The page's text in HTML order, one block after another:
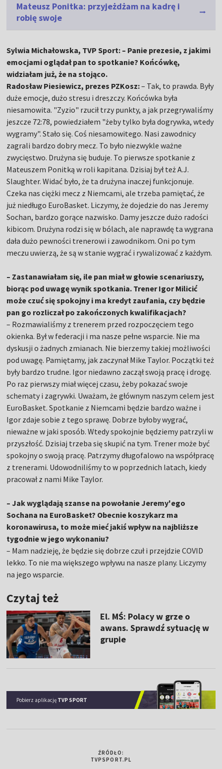
Mateusz Ponitka: przyjeżdżam na kadrę i
robię swoje
Sylwia Michałowska, TVP Sport: – Panie prezesie, z jakimi
emocjami oglądał pan to spotkanie? Końcówkę,
widziałam już, że na stojąco.
Radosław Piesiewicz, prezes PZKosz:– Tak, to prawda. Były
duże emocje, dużo stresu i dreszczy. Końcówka była
niesamowita. "Zyzio" rzucił trzy punkty, a jak przegrywaliśmy
jeszcze 72:78, powiedziałem "żeby tylko była dogrywka, wtedy
wygramy". Stało się. Coś niesamowitego. Nasi zawodnicy
zagrali bardzo dobry mecz. To było niezwykle ważne
zwycięstwo. Drużyna się buduje. To pierwsze spotkanie z
Mateuszem Ponitką w roli kapitana. Dzisiaj był też A.J.
Slaughter. Widać było, że ta drużyna inaczej funkcjonuje.
Czeka nas ciężki mecz z Niemcami, ale trzeba pamiętać, że
już niedługo EuroBasket. Liczymy, że dojedzie do nas Jeremy
Sochan, bardzo gorące nazwisko. Damy jeszcze dużo radości
kibicom. Drużyna rodzi się w bólach, ale naprawdę ta wygrana
dała dużo pewności trenerowi i zawodnikom. Oni po tym
meczu uwierzą, że są w stanie wygrać i rywalizować z każdym.
– Zastanawiałam się, ile pan miał w głowie scenariuszy,
biorąc pod uwagę wynik spotkania. Trener Igor Milicić
może czuć się spokojny i ma kredyt zaufania, czy będzie
pan go rozliczał po zakończonych kwalifikacjach?
– Rozmawialiśmy z trenerem przed rozpoczęciem tego
okienka. Był w federacji i ma nasze pełne wsparcie. Nie ma
dyskusji o żadnych zmianach. Nie bierzemy takiej możliwości
pod uwagę. Pamiętamy, jak zaczynał Mike Taylor. Początki też
były bardzo trudne. Igor niedawno zaczął swoją pracę i drogę.
Po raz pierwszy miał więcej czasu, żeby pokazać swoje
schematy i zagrywki. Uważam, że głównym naszym celem jest
EuroBasket. Spotkanie z Niemcami będzie bardzo ważne i
Igor zdaje sobie z tego sprawę. Dobrze byłoby wygrać,
nieważne w jaki sposób. Wtedy spokojnie będziemy patrzyli w
przyszłość. Dzisiaj trzeba się skupić na tym. Trener może być
spokojny o swoją pracę. Patrzymy długofalowo na współpracę
z trenerami. Udowodniliśmy to w poprzednich latach, kiedy
pracował z nami Mike Taylor.
– Jak wyglądają szanse na powołanie Jeremy'ego
Sochana na EuroBasket? Obecnie koszykarz ma
koronawirusa, to może mieć jakiś wpływ na najbliższe
tygodnie w jego wykonaniu?
– Mam nadzieję, że będzie się dobrze czuł i przejdzie COVID
lekko. To nie ma większego wpływu na nasze plany. Liczymy
na jego wsparcie.
Czytaj też
El. MŚ: Polacy w grze o
awans. Sprawdź sytuację w
grupie
Pobierz aplikację TVP SPORT
ŹRÓDŁO:
TVPSPORT.PL